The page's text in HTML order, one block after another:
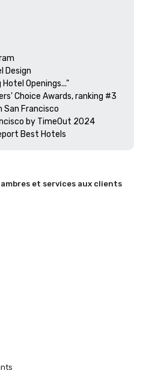
Design
Openings..."
Choice Awards, ranking #3
San Francisco
by TimeOut 2024
et services aux clients